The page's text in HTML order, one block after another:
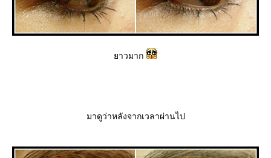
าวมาก
มาดูว่าหลังจากเวลาผ่านไป